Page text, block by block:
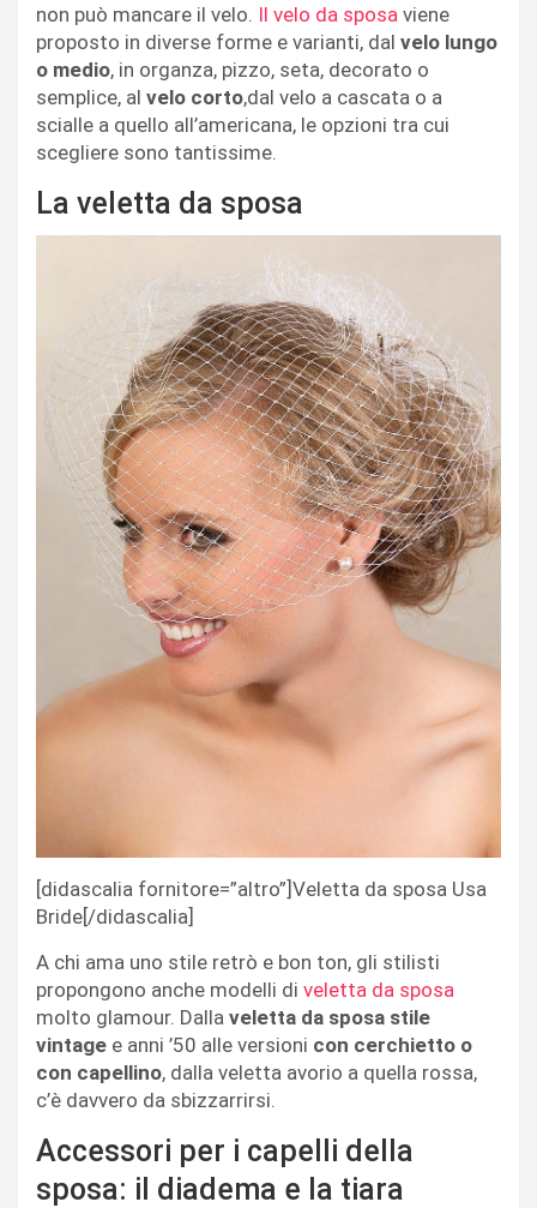
non può mancare il velo. Il velo da sposa viene
proposto in diverse forme e varianti, dal velo lungo
o medio, in organza, pizzo, seta, decorato o
semplice, al velo corto,dal velo a cascata o a
scialle a quello all’americana, le opzioni tra cui
scegliere sono tantissime.
La veletta da sposa
[didascalia fornitore=”altro”]Veletta da sposa Usa
Bride[/didascalia]
A chi ama uno stile retrò e bon ton, gli stilisti
propongono anche modelli di veletta da sposa
molto glamour. Dalla veletta da sposa stile
vintage e anni ’50 alle versioni con cerchietto o
con capellino, dalla veletta avorio a quella rossa,
c’è davvero da sbizzarrirsi.
Accessori per i capelli della
sposa: il diadema e la tiara